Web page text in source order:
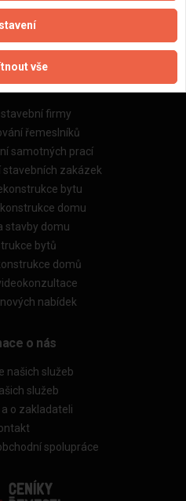
(rozpočtování)
tabulky online
služby
firmy
řemeslníků
samotných prací
zakázek
bytu
domu
stavby domu
bytů
domů
nabídek
o nás
našich služeb
služeb
o zakladateli
spolupráce
vše